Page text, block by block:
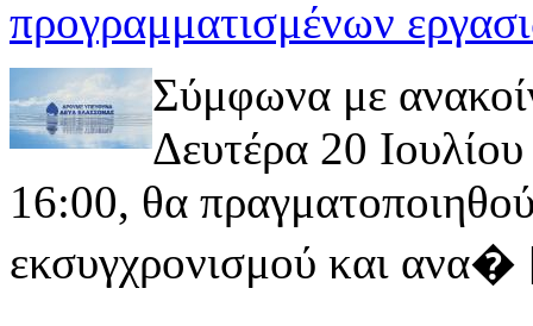
προγραμματισμένων
Σύμφωνα με
Δευτέρα 20
16:00, θα
εκσυγχρονισμού και